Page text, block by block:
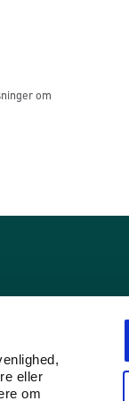
eller
om
om